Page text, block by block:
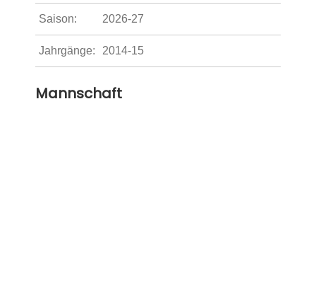
Saison: 2026-27
Jahrgänge: 2014-15
Mannschaft